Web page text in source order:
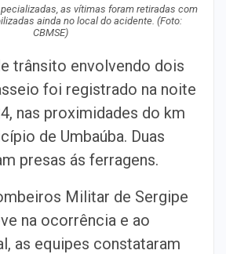
as vítimas foram retiradas com
ainda no local do acidente. (Foto:
CBMSE)
trânsito envolvendo dois
foi registrado na noite
nas proximidades do km
de Umbaúba. Duas
presas ás ferragens.
Militar de Sergipe
na ocorrência e ao
as equipes constataram